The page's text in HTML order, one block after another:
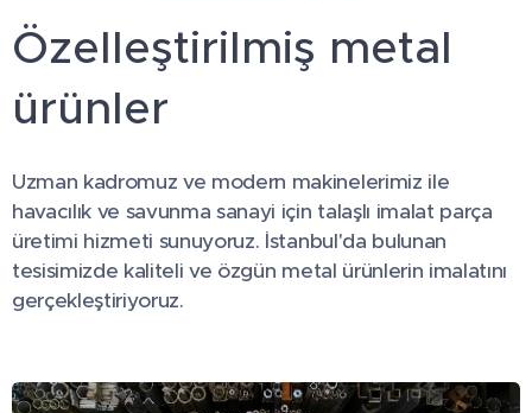
Özelleştirilmiş metal
ürünler
Uzman kadromuz ve modern makinelerimiz ile
havacılık ve savunma sanayi için talaşlı imalat parça
üretimi hizmeti sunuyoruz. İstanbul'da bulunan
tesisimizde kaliteli ve özgün metal ürünlerin imalatını
gerçekleştiriyoruz.